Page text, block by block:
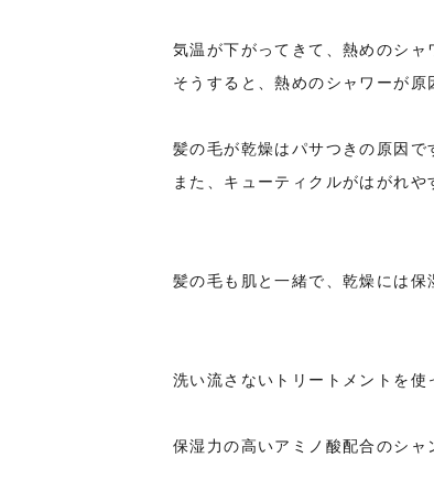
気温が下がってきて、熱めのシャ
そうすると、熱めのシャワーが原
髪の毛が乾燥はパサつきの原因で
また、キューティクルがはがれや
髪の毛も肌と一緒で、乾燥には保
洗い流さないトリートメントを使
保湿力の高いアミノ酸配合のシャ